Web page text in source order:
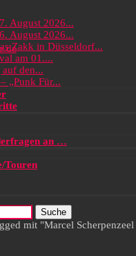
August 2026...
August 2026...
Zakk in Düsseldorf...
am 01....
den...
„Punk Für...
an …
Touren
Suche
mit "Marcel